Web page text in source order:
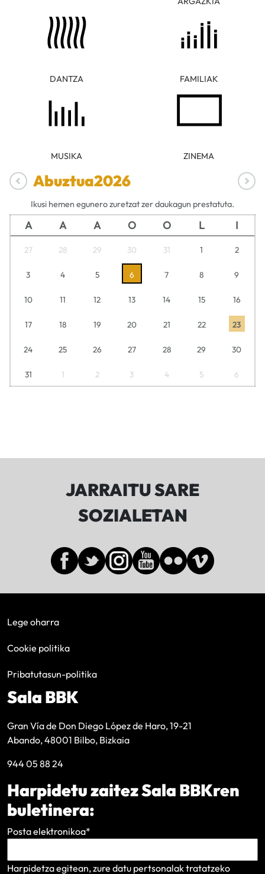
DANTZA FAMILIAK
MUSIKA ZINEMA
Abuztua2026
Ikusi hemen egunero zuretzat zer daukagun prestatuta.
A A A O O L I
27 28 29 30 31 1 2
3 4 5 6 7 8 9
10 11 12 13 14 15 16
17 18 19 20 21 22 23
24 25 26 27 28 29 30
31 1 2 3 4 5 6
JARRAITU SARE
SOZIALETAN
Lege oharra
Cookie politika
Pribatutasun-politika
Sala BBK
Gran Vía de Don Diego López de Haro, 19-21
Abando, 48001 Bilbo, Bizkaia
944 05 88 24
Harpidetu zaitez Sala BBKren
buletinera:
Posta elektronikoa*
Harpidetza egitean, zure datu pertsonalak tratatzeko